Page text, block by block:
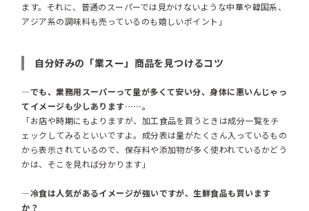
ます。それに、普通のスーパーでは見かけないような中華や韓国系、
アジア系の調味料も売っているのも嬉しいポイント」
自分好みの「業スー」商品を見つけるコツ
―でも、業務用スーパーって量が多くて安い分、身体に悪いんじゃっ
てイメージも少しあります……。
「お店や時期にもよりますが、加工食品を買うときは成分一覧をチ
ェックしてみるといいですよ。成分表は量がたくさん入っているもの
から表示されているので、保存料や添加物が多く使われているかどう
かは、そこを見れば分かります」
―冷食は人気があるイメージが強いですが、生鮮食品も買います
か？